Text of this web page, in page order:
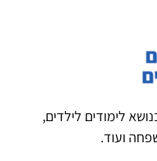
לימודים לילדים,
ועוד.